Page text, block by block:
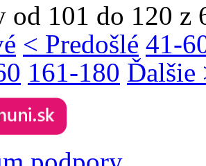
od 101 do 120 z
< Predošlé 41-
161-180 Ďalšie